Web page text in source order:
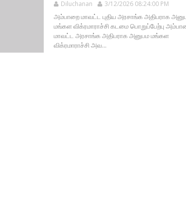
Diluchanan 3/12/2026 08:24:00 PM
அம்பாறை மாவட்ட புதிய அரசாங்க அதிபராக
மங்கள விக்ரமாராச்சி கடமை பொறுப்பேற்பு
மாவட்ட அரசாங்க அதிபராக அனுபம மங்கள
விக்ரமாராச்சி அவ...